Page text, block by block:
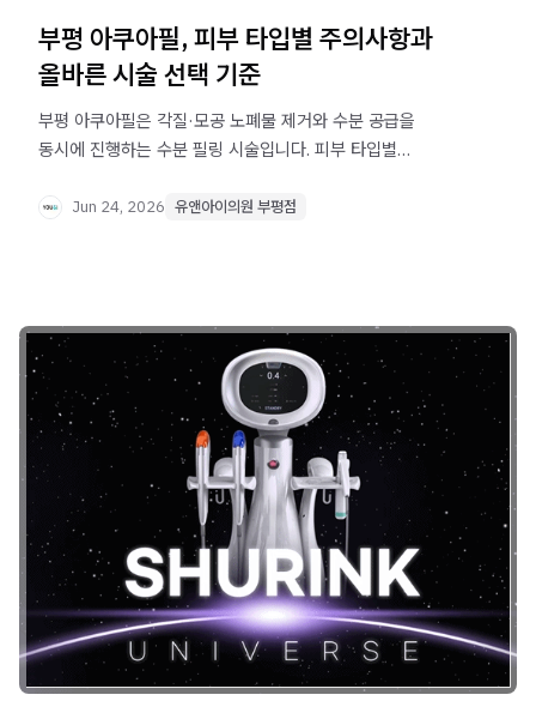
부평 아쿠아필, 피부 타입별 주의사항과
올바른 시술 선택 기준
부평 아쿠아필은 각질·모공 노폐물 제거와 수분 공급을
동시에 진행하는 수분 필링 시술입니다. 피부 타입별
Jun 24, 2026 유앤아이의원 부평점